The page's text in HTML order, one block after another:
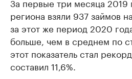
региона взяли 937 займов
за этот же период 2020
больше, чем в среднем по
этот показатель стал
составил 11,6%.